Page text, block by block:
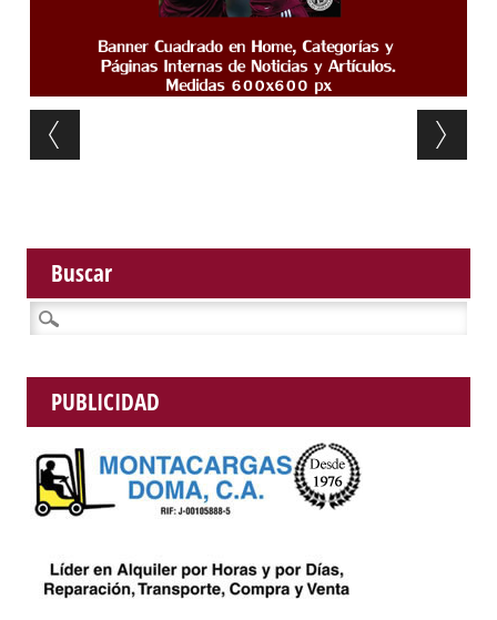
Post navigation
Buscar
Buscar:
PUBLICIDAD